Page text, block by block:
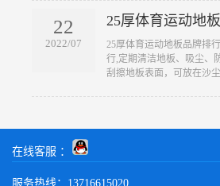
22
2022/07
25厚体育运动地
​25厚体育运动地板品牌排
行,定期清洁地板、吸尘、
刮擦地板表面，可放在沙
在线客服 ：
服务热线：13716615020